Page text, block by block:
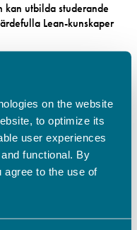
on the website
to optimize its
user experiences
functional. By
agree to the use of
kan utbilda studerande
Lean-kunskaper
kapacitet och
på innovativa sätt
för att sprida
och inspirera
organisationer och
och samarbete med
inlärnings